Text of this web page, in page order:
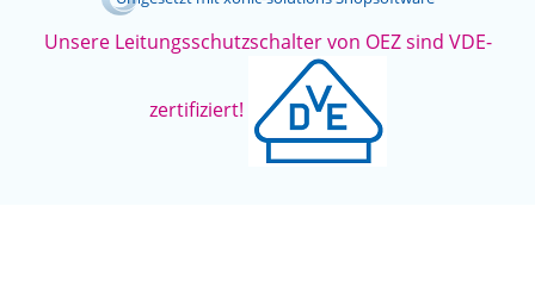
Unsere Leitungsschutzschalter von OEZ sind VDE-
zertifiziert!